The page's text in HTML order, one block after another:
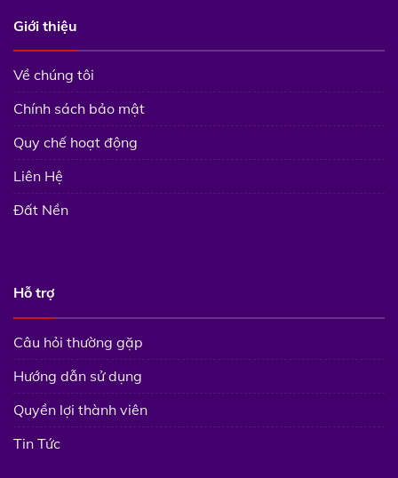
Giới thiệu
Về chúng tôi
Chính sách bảo mật
Quy chế hoạt động
Liên Hệ
Đất Nền
Hỗ trợ
Câu hỏi thường gặp
Hướng dẫn sử dụng
Quyền lợi thành viên
Tin Tức